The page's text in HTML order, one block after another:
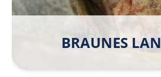
BRAUNES